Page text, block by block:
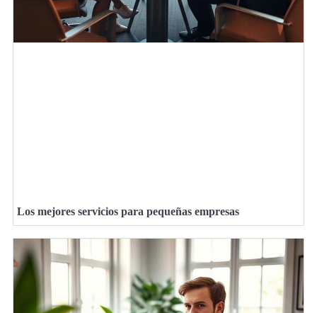
Los mejores servicios para pequeñas empresas